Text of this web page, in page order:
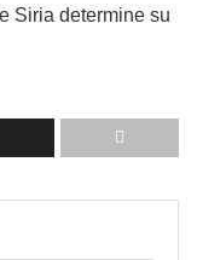
Siria determine su